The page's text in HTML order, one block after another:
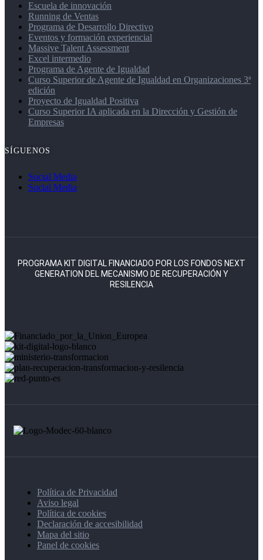
Escuela de innovación
Running de Ventas
Programa de Desarrollo Directivo
Eventos y formación experiencial
Massive Talent Assessment
Excel intermedio
Programa de Agente de Igualdad
Curso Superior de Agente de Igualdad en Organizaciones 3ª
edición
Proyecto de Igualdad Positiva
Curso Superior IA aplicada en la Dirección y Gestión de
Empresas
SÍGUENOS
Social Media
Social Media
PROGRAMA KIT DIGITAL FINANCIADO POR LOS FONDOS NEXT
GENERATION DEL MECANISMO DE RECUPERACIÓN Y
RESILENCIA
Política de Privacidad
Aviso legal
Política de cookies
Declaración de accesibilidad
Mapa del sitio
Panel de cookies